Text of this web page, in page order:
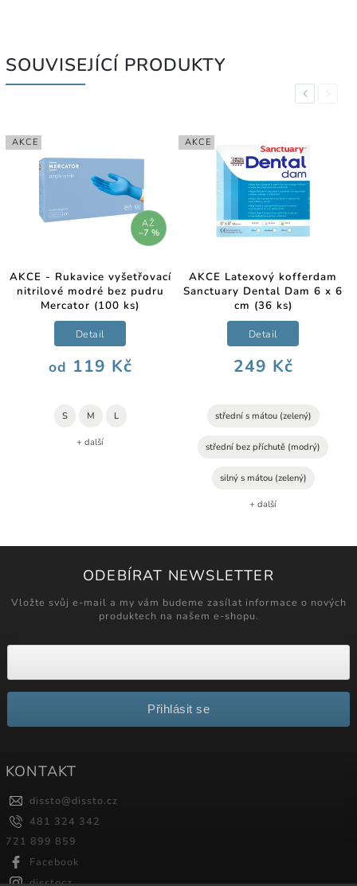
SOUVISEJÍCÍ PRODUKTY
Previous
AKCE
AŽ
–7 %
AKCE - Rukavice vyšetřovací
nitrilové modré bez pudru
Mercator (100 ks)
od 119 Kč
Detail
S M L
+ další
AKCE
AKCE Latexový kofferdam
Sanctuary Dental Dam 6 x 6
cm (36 ks)
249 Kč
Detail
střední s mátou (zelený)
střední bez příchutě (modrý)
silný s mátou (zelený)
+ další
Next
ODEBÍRAT NEWSLETTER
Vložte svůj e-mail a my vám budeme zasílat informace o nových
produktech na našem e-shopu.
Přihlásit se
KONTAKT
dissto@dissto.cz
481 324 342
721 899 859
Facebook
disstocz